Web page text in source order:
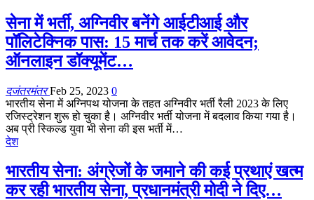
सेना में भर्ती, अग्निवीर बनेंगे आईटीआई और
पॉलिटेक्निक पास: 15 मार्च तक करें आवेदन;
ऑनलाइन डॉक्यूमेंट…
दजंतरमंतरFeb 25, 2023 0
भारतीय सेना में अग्निपथ योजना के तहत अग्निवीर भर्ती रैली 2023 के लिए
रजिस्ट्रेशन शुरू हो चुका है। अग्निवीर भर्ती योजना में बदलाव किया गया है।
अब प्री स्किल्ड युवा भी सेना की इस भर्ती में…
देश
भारतीय सेना: अंग्रेजों के जमाने की कई प्रथाएं खत्म
कर रही भारतीय सेना, प्रधानमंत्री मोदी ने दिए…